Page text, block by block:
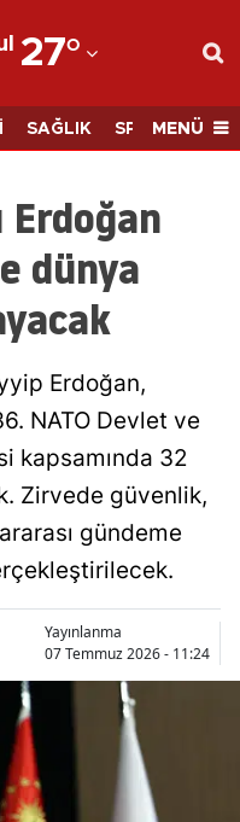
27°
SAĞLIK SPORMENÜ
Erdoğan
dünya
Erdoğan,
NATO Devlet ve
kapsamında 32
Zirvede güvenlik,
gündeme
Yayınlanma
07 Temmuz 2026 - 11:24